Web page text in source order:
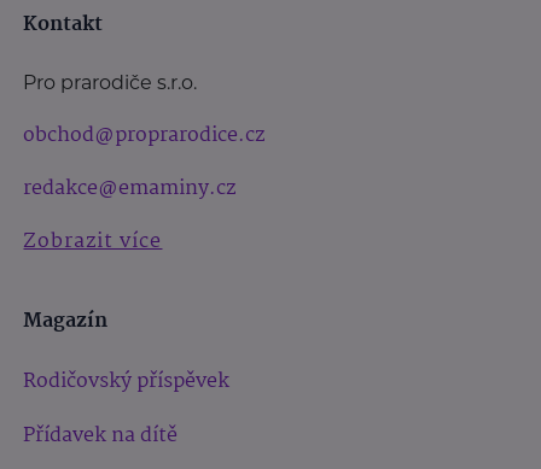
Kontakt
Pro prarodiče s.r.o.
obchod@proprarodice.cz
redakce@emaminy.cz
Zobrazit více
Magazín
Rodičovský příspěvek
Přídavek na dítě